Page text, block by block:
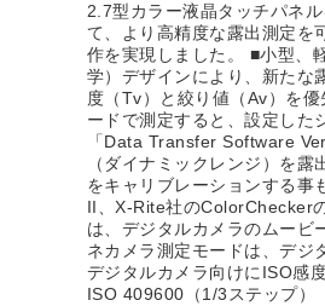
2.7型カラー液晶タッチパネ
て、より高精度な露出測定を
作を実現しました。 ■小型、
学）デザインにより、新たな
度（Tv）と絞り値（Av）を
ードで測定すると、設定した
「Data Transfer Software
（ダイナミックレンジ）を
をキャリブレーションする事
II、X-Rite社のColorChecker
は、デジタルカメラのムービ
ネカメラ測定モードは、デジ
デジタルカメラ向けにISO感
ISO 409600（1/3ステップ）